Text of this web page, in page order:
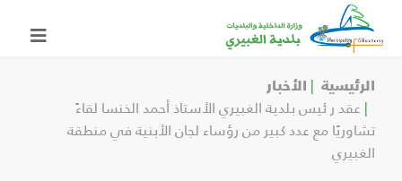
الرئيسية الأخبار
عقد ر ئيس بلدية الغبيري الأستاذ أحمد الخنسا لقاءً
تشاوريًا مع عدد كبير من رؤساء لجان الأبنية في منطقة
الغبيري